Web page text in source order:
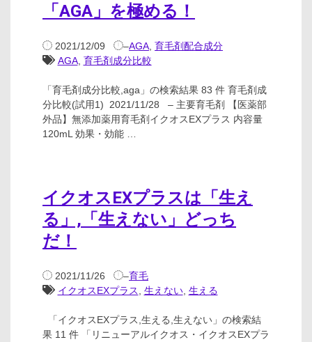
「AGA」を極める！
2021/12/09 –AGA 育毛剤配合成分
AGA, 育毛剤成分比較
「育毛剤成分比較,aga」の検索結果 83 件 育毛剤成
分比較(試用1) 2021/11/28 – 主要育毛剤 【医薬部
外品】無添加薬用育毛剤イクオスEXプラス 内容量
120mL 効果・効能 …
イクオスEXプラスは「生え
る」,「生えない」どっち
だ！
2021/11/26 –育毛
イクオスEXプラス
生えない, 生える
「イクオスEXプラス,生える,生えない」の検索結
果 11 件 「リニューアルイクオス・イクオスEXプラ